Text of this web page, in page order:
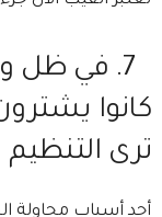
7.⁠ ⁠في ظل
كانوا
ترى
⁠أحد أسباب محاولة